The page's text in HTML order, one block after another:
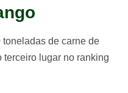
de carne de
terceiro lugar no ranking